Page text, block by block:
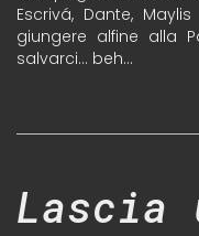
Escrivá, Dante,
giungere alfine alla
salvarci… beh…
Lascia